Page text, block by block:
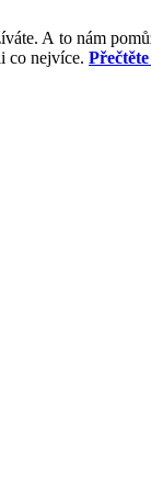
A to nám
co nejvíce.